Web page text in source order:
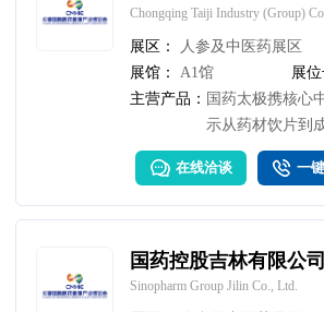
Chongqing Taiji Industry (Group)
展区：
人参及中医药展区
展馆：
A1馆 展位
主营产品： 国药太极携核心
示从药材饮片到
服务。现场开展
正气液试饮，体
含酒精，不仅防
界潮饮藿香小可
药与现代服务融
在线洽谈 一
国药控股吉林有限公司
Sinopharm Group Jilin Co., Ltd.